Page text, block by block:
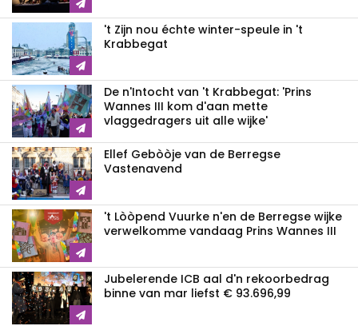
't Zijn nou échte winter-speule in 't
Krabbegat
De n'Intocht van 't Krabbegat: 'Prins
Wannes III kom d'aan mette
vlaggedragers uit alle wijke'
Ellef Gebòòje van de Berregse
Vastenavend
't Lòòpend Vuurke n'en de Berregse wijke
verwelkomme vandaag Prins Wannes III
Jubelerende ICB aal d'n rekoorbedrag
binne van mar liefst € 93.696,99